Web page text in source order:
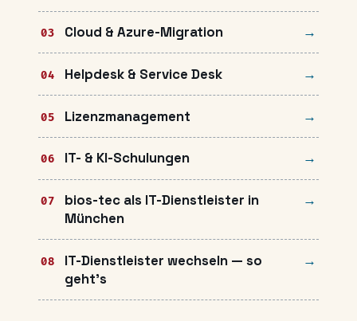
Cloud & Azure-Migration
Helpdesk & Service Desk
Lizenzmanagement
IT- & KI-Schulungen
bios-tec als IT-Dienstleister in
München
IT-Dienstleister wechseln — so
geht's